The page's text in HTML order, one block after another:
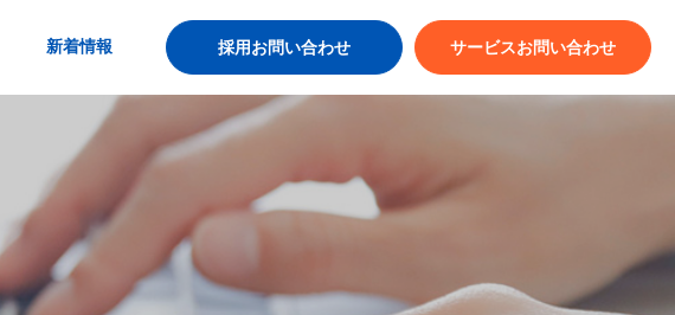
新着情報 採用お問い合わせ サービスお問い合わせ